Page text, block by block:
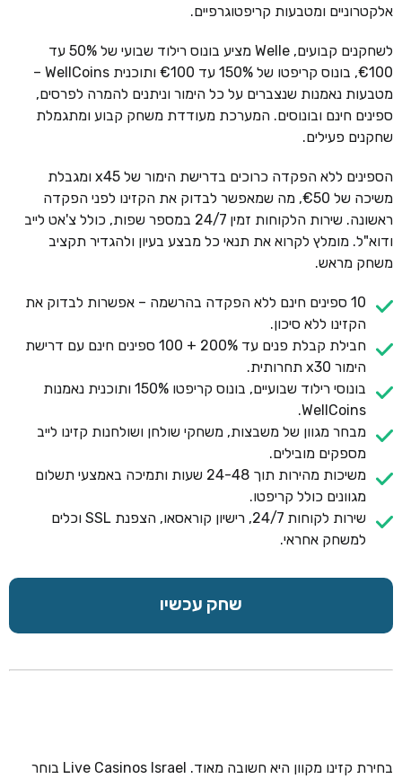
אלקטרוניים ומטבעות קריפטוגרפיים.
לשחקנים קבועים, Welle מציע בונוס רילוד שבועי של 50% עד
€100, בונוס קריפטו של 150% עד €100 ותוכנית WellCoins –
מטבעות נאמנות שנצברים על כל הימור וניתנים להמרה לפרסים,
ספינים חינם ובונוסים. המערכת מעודדת משחק קבוע ומתגמלת
שחקנים פעילים.
הספינים ללא הפקדה כרוכים בדרישת הימור של x45 ומגבלת
משיכה של €50, מה שמאפשר לבדוק את הקזינו לפני הפקדה
ראשונה. שירות הלקוחות זמין 24/7 במספר שפות, כולל צ'אט לייב
ודוא"ל. מומלץ לקרוא את תנאי כל מבצע בעיון ולהגדיר תקציב
משחק מראש.
10 ספינים חינם ללא הפקדה בהרשמה – אפשרות לבדוק את
הקזינו ללא סיכון.
חבילת קבלת פנים עד 200% + 100 ספינים חינם עם דרישת
הימור x30 תחרותית.
בונוסי רילוד שבועיים, בונוס קריפטו 150% ותוכנית נאמנות
WellCoins.
מבחר מגוון של משבצות, משחקי שולחן ושולחנות קזינו לייב
מספקים מובילים.
משיכות מהירות תוך 24-48 שעות ותמיכה באמצעי תשלום
מגוונים כולל קריפטו.
שירות לקוחות 24/7, רישיון קוראסאו, הצפנת SSL וכלים
למשחק אחראי.
שחק עכשיו
בחירת קזינו מקוון היא חשובה מאוד. Live Casinos Israel בוחר